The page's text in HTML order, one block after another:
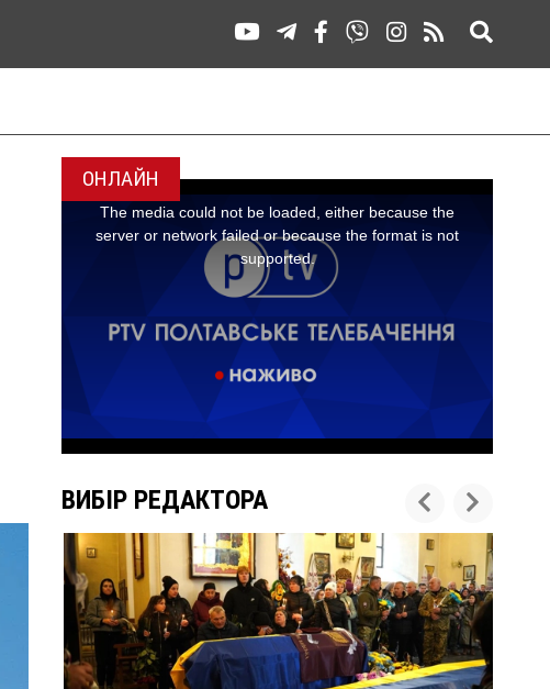
ОНЛАЙН
ВИБІР РЕДАКТОРА